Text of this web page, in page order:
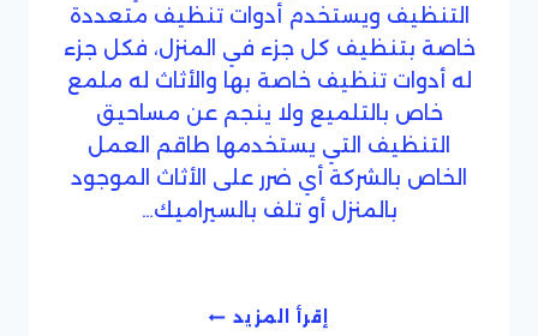
التنظيف ويستخدم أدوات تنظيف متعددة
خاصة بتنظيف كل جزء في المنزل، فكل جزء
له أدوات تنظيف خاصة بها والأثاث له ملمع
خاص بالتلميع ولا ينجم عن مساحيق
التنظيف التي يستخدمها طاقم العمل
الخاص بالشركة أي ضرر على الأثاث الموجود
بالمنزل أو تلف بالسيراميك…
إقرأ المزيدتنظيف